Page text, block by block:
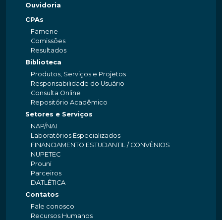
Ouvidoria
CPAs
Famene
Comissões
Resultados
Biblioteca
Produtos, Serviços e Projetos
Responsabilidade do Usuário
Consulta Online
Repositório Acadêmico
Setores e Serviços
NAP/NAI
Laboratórios Especializados
FINANCIAMENTO ESTUDANTIL / CONVÊNIOS
NUPETEC
Prouni
Parceiros
DATLÉTICA
Contatos
Fale conosco
Recursos Humanos